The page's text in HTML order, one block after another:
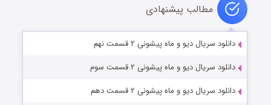
مطالب پیشنهادی
دانلود سریال دیو و ماه پیشونی ۲ قسمت نهم
دانلود سریال دیو و ماه پیشونی ۲ قسمت سوم
دانلود سریال دیو و ماه پیشونی ۲ قسمت دهم